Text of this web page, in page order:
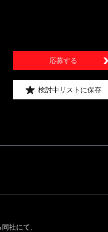
応募する
検討中リストに保存
社にて、